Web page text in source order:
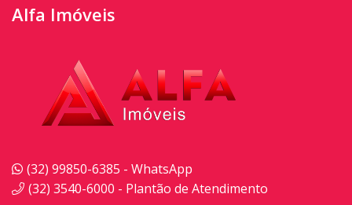
Alfa Imóveis
(32) 99850-6385 - WhatsApp
(32) 3540-6000 - Plantão de Atendimento